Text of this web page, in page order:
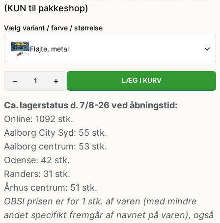
Klovne kostume
Kostume-tilbehør (andet)
Matros, kaptajn og pilot kostume
Mavedanser kostume
Mexicaner kostume
Nonne, præste, munke kostumer
Paryk og skæg
(KUN til pakkeshop)
Vælg variant / farve / størrelse
Fløjte, metal
− + LÆG I KURV
Ca. lagerstatus d. 7/8-26 ved åbningstid:
Online: 1092 stk.
Aalborg City Syd: 55 stk.
Aalborg centrum: 53 stk.
Odense: 42 stk.
Randers: 31 stk.
Århus centrum: 51 stk.
OBS! prisen er for 1 stk. af varen (med mindre
andet specifikt fremgår af navnet på varen), også